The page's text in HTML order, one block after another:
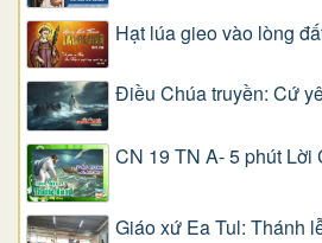
Hạt lúa gieo vào lòng
Điều Chúa truyền: Cứ
CN 19 TN A- 5 phút Lời
Giáo xứ Ea Tul: Thánh